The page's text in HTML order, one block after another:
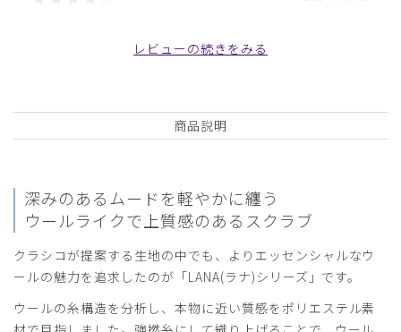
A34メンズ:スクラブパンツ・LANA/ディープグ
リーン/L
ご購入者様
購入確認済み
2024-04-11
レビューの続きをみる
商品説明
深みのあるムードを軽やかに纏う
ウールライクで上質感のあるスクラブ
クラシコが提案する生地の中でも、よりエッセンシャルなウ
ールの魅力を追求したのが「LANA(ラナ)シリーズ」です。
ウールの糸構造を分析し、本物に近い質感をポリエステル素